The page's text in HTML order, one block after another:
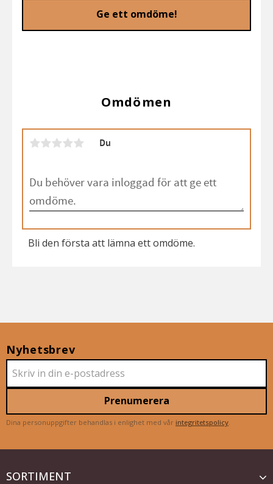
Ge ett omdöme!
Omdömen
Du
Bli den första att lämna ett omdöme.
Nyhetsbrev
Prenumerera
Dina personuppgifter behandlas i enlighet med vår integritetspolicy
SORTIMENT